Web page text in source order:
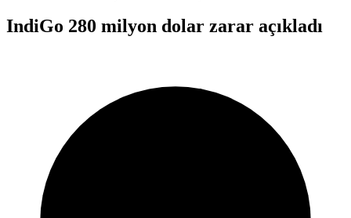
IndiGo 280 milyon dolar zarar açıkladı